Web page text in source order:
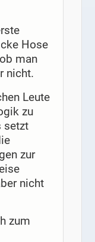
Hose
man
nicht.
Leute
zu
setzt
zur
nicht
zum